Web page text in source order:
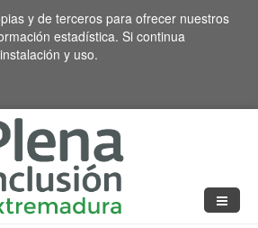
y de terceros para ofrecer nuestros
estadística. Si continua
y uso.